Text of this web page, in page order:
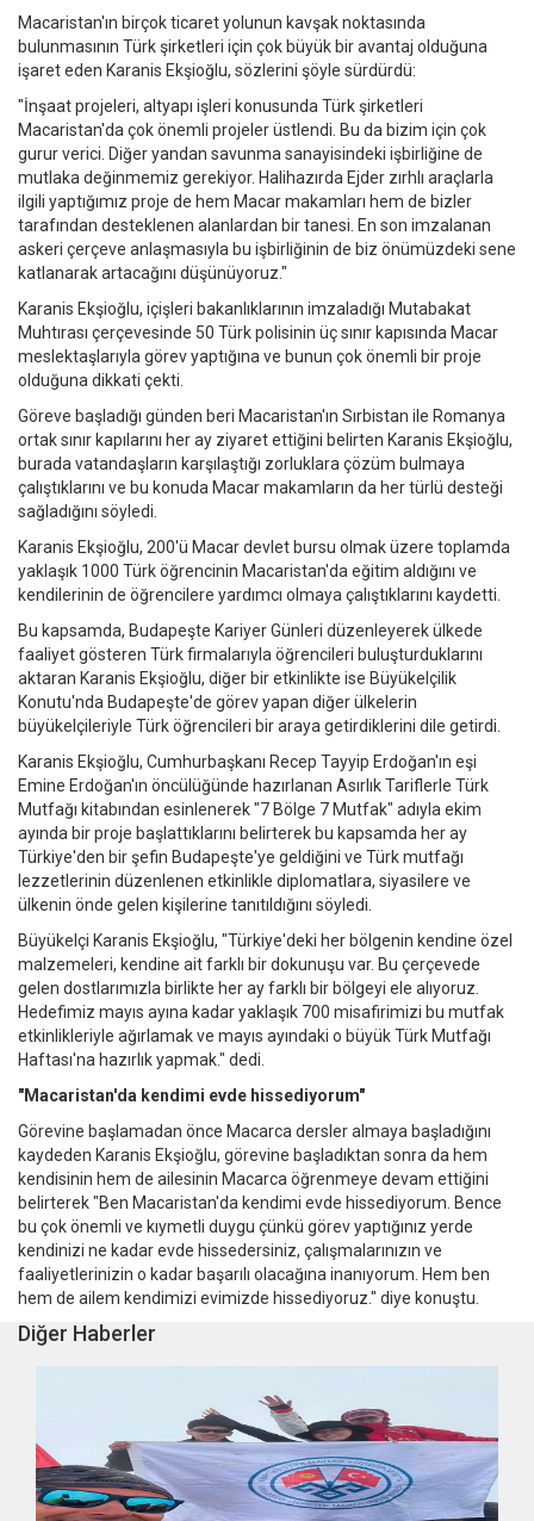
Macaristan'ın birçok ticaret yolunun kavşak noktasında
bulunmasının Türk şirketleri için çok büyük bir avantaj olduğuna
işaret eden Karanis Ekşioğlu, sözlerini şöyle sürdürdü:
"İnşaat projeleri, altyapı işleri konusunda Türk şirketleri
Macaristan'da çok önemli projeler üstlendi. Bu da bizim için çok
gurur verici. Diğer yandan savunma sanayisindeki işbirliğine de
mutlaka değinmemiz gerekiyor. Halihazırda Ejder zırhlı araçlarla
ilgili yaptığımız proje de hem Macar makamları hem de bizler
tarafından desteklenen alanlardan bir tanesi. En son imzalanan
askeri çerçeve anlaşmasıyla bu işbirliğinin de biz önümüzdeki sene
katlanarak artacağını düşünüyoruz."
Karanis Ekşioğlu, içişleri bakanlıklarının imzaladığı Mutabakat
Muhtırası çerçevesinde 50 Türk polisinin üç sınır kapısında Macar
meslektaşlarıyla görev yaptığına ve bunun çok önemli bir proje
olduğuna dikkati çekti.
Göreve başladığı günden beri Macaristan'ın Sırbistan ile Romanya
ortak sınır kapılarını her ay ziyaret ettiğini belirten Karanis Ekşioğlu,
burada vatandaşların karşılaştığı zorluklara çözüm bulmaya
çalıştıklarını ve bu konuda Macar makamların da her türlü desteği
sağladığını söyledi.
Karanis Ekşioğlu, 200'ü Macar devlet bursu olmak üzere toplamda
yaklaşık 1000 Türk öğrencinin Macaristan'da eğitim aldığını ve
kendilerinin de öğrencilere yardımcı olmaya çalıştıklarını kaydetti.
Bu kapsamda, Budapeşte Kariyer Günleri düzenleyerek ülkede
faaliyet gösteren Türk firmalarıyla öğrencileri buluşturduklarını
aktaran Karanis Ekşioğlu, diğer bir etkinlikte ise Büyükelçilik
Konutu'nda Budapeşte'de görev yapan diğer ülkelerin
büyükelçileriyle Türk öğrencileri bir araya getirdiklerini dile getirdi.
Karanis Ekşioğlu, Cumhurbaşkanı Recep Tayyip Erdoğan'ın eşi
Emine Erdoğan'ın öncülüğünde hazırlanan Asırlık Tariflerle Türk
Mutfağı kitabından esinlenerek "7 Bölge 7 Mutfak" adıyla ekim
ayında bir proje başlattıklarını belirterek bu kapsamda her ay
Türkiye'den bir şefin Budapeşte'ye geldiğini ve Türk mutfağı
lezzetlerinin düzenlenen etkinlikle diplomatlara, siyasilere ve
ülkenin önde gelen kişilerine tanıtıldığını söyledi.
Büyükelçi Karanis Ekşioğlu, "Türkiye'deki her bölgenin kendine özel
malzemeleri, kendine ait farklı bir dokunuşu var. Bu çerçevede
gelen dostlarımızla birlikte her ay farklı bir bölgeyi ele alıyoruz.
Hedefimiz mayıs ayına kadar yaklaşık 700 misafirimizi bu mutfak
etkinlikleriyle ağırlamak ve mayıs ayındaki o büyük Türk Mutfağı
Haftası'na hazırlık yapmak." dedi.
"Macaristan'da kendimi evde hissediyorum"
Görevine başlamadan önce Macarca dersler almaya başladığını
kaydeden Karanis Ekşioğlu, görevine başladıktan sonra da hem
kendisinin hem de ailesinin Macarca öğrenmeye devam ettiğini
belirterek "Ben Macaristan'da kendimi evde hissediyorum. Bence
bu çok önemli ve kıymetli duygu çünkü görev yaptığınız yerde
kendinizi ne kadar evde hissedersiniz, çalışmalarınızın ve
faaliyetlerinizin o kadar başarılı olacağına inanıyorum. Hem ben
hem de ailem kendimizi evimizde hissediyoruz." diye konuştu.
Diğer Haberler